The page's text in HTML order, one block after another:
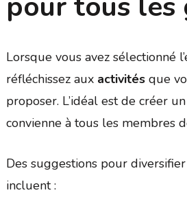
Lorsque vous avez sélectionné
réfléchissez aux activitésque
proposer. L’idéal est de créer
convienne à tous les membres
Des suggestions pour
incluent :